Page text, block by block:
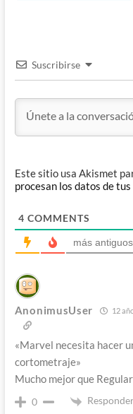
Suscribirse
Este sitio usa Akismet
procesan los datos de
4 COMMENTS
más antiguos
AnonimusUser 12
«Marvel necesita hacer
cortometraje»
Mucho mejor que
0 Responder